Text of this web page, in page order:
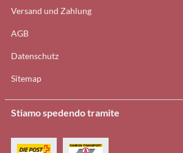
Versand und Zahlung
AGB
Datenschutz
Sitemap
Stiamo spedendo tramite